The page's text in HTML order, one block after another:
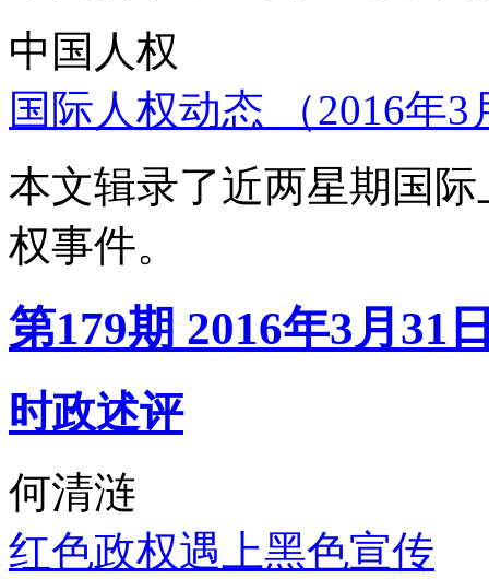
中国人权
国际人权动态 （2016年
本文辑录了近两星期国
权事件。
第179期 2016年3月31
时政述评
何清涟
红色政权遇上黑色宣传